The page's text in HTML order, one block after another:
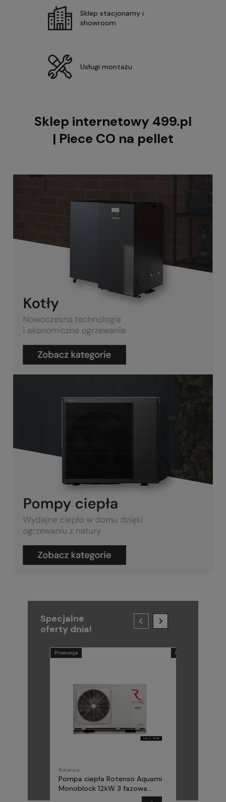
Sklep stacjonarny i
showroom
Usługi montażu
Sklep internetowy 499.pl
| Piece CO na pellet
Specjalne
oferty dnia!
Rotenso
Pompa ciepła Rotenso Aquami
Monoblock 12kW 3 fazowa
Promocja Promocja